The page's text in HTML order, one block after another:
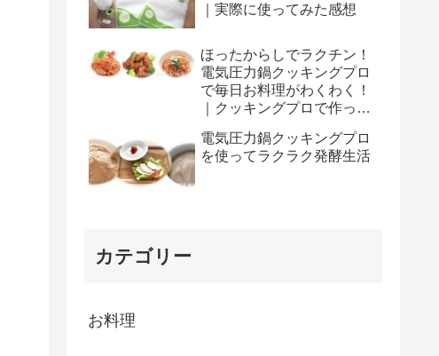
｜実際に使ってみた感想
ほったからしでラクチン！
電気圧力鍋クッキングプロ
で毎日お料理がわくわく！
｜クッキングプロで作った
理｜黒豆・棒鱈）
電気圧力鍋クッキングプロ
を使ってラクラク発酵生活
カテゴリー
お料理